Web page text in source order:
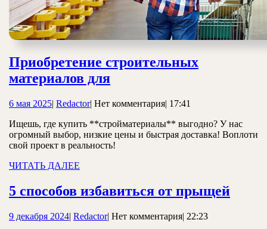
Приобретение строительных
материалов дляПриобретение
материалов
для
6 мая 20256
2025
| RedactorRedactor
| Нет комментария| 17:41
Ищешь, где купить **стройматериалы** выгодно? У нас
огромный выбор, низкие цены и быстрая доставка! Воплоти
свой проект в реальность!
ЧИТАТЬ ДАЛЕЕ
5 способов избавиться от прыщей5
9 декабря 20249| RedactorRedactor
| Нет комментария| 22:23